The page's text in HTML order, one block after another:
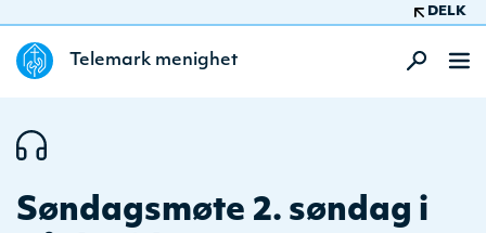
DELK
Telemark menighet
Søndagsmøte 2. søndag i